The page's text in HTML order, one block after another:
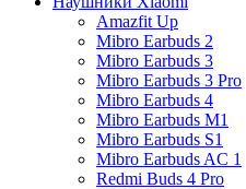
Amazfit Up
Mibro Earbuds 2
Mibro Earbuds 3
Mibro Earbuds 3 Pro
Mibro Earbuds 4
Mibro Earbuds M1
Mibro Earbuds S1
Mibro Earbuds AC 1
Redmi Buds 4 Pro